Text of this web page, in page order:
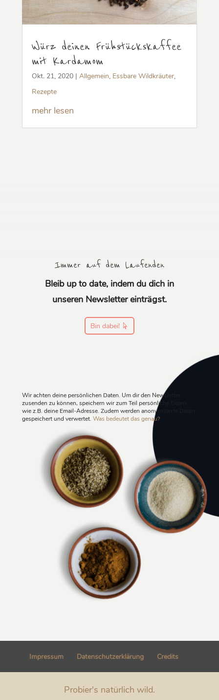
Würz deinen Frühstückskaffee
mit Kardamom
Okt. 21, 2020| Allgemein, Essbare Wildkräuter,
Rezepte
mehr lesen
Immer auf dem Laufenden
Bleib up to date, indem du dich in
unseren Newsletter einträgst.
Bin dabei!
Wir achten deine persönlichen Daten. Um dir den Newsletter
zusenden zu können, speichern wir zum Teil persönliche Daten,
wie z.B. deine Email-Adresse. Zudem werden anonymisierte Daten
gespeichert und verwertet. Was bedeutet das genau?
Impressum Datenschutzerklärung Credits
Probier's natürlich wild.